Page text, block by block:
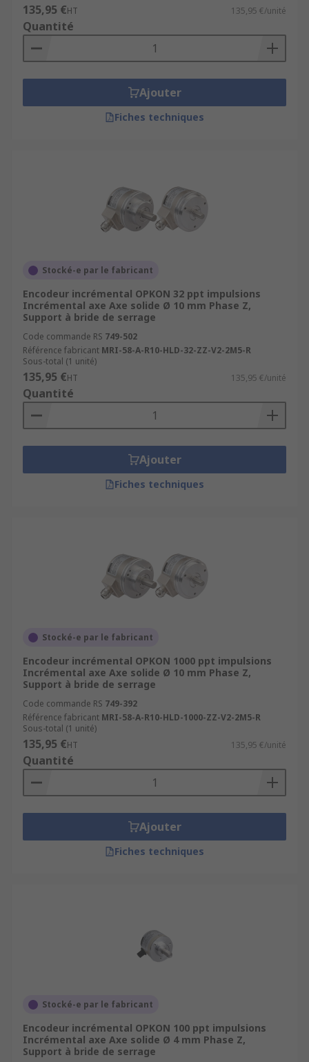
135,95 €HT 135,95 €/unité
Quantité
Ajouter
Fiches techniques
Stocké-e par le fabricant
Encodeur incrémental OPKON 32 ppt impulsions
Incrémental axe Axe solide Ø 10 mm Phase Z,
Support à bride de serrage
Code commande RS 749-502
Référence fabricant MRI-58-A-R10-HLD-32-ZZ-V2-2M5-R
Sous-total (1 unité)
135,95 €HT 135,95 €/unité
Quantité
Ajouter
Fiches techniques
Stocké-e par le fabricant
Encodeur incrémental OPKON 1000 ppt impulsions
Incrémental axe Axe solide Ø 10 mm Phase Z,
Support à bride de serrage
Code commande RS 749-392
Référence fabricant MRI-58-A-R10-HLD-1000-ZZ-V2-2M5-R
Sous-total (1 unité)
135,95 €HT 135,95 €/unité
Quantité
Ajouter
Fiches techniques
Stocké-e par le fabricant
Encodeur incrémental OPKON 100 ppt impulsions
Incrémental axe Axe solide Ø 4 mm Phase Z,
Support à bride de serrage